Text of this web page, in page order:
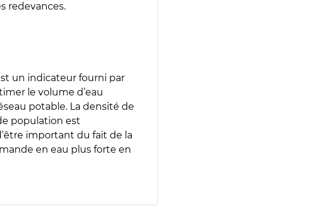
redevances.
un indicateur fourni par
le volume d’eau
potable. La densité de
population est
important du fait de la
en eau plus forte en